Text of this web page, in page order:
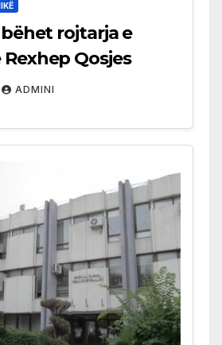
rojtarja e
Qosjes
ADMINI